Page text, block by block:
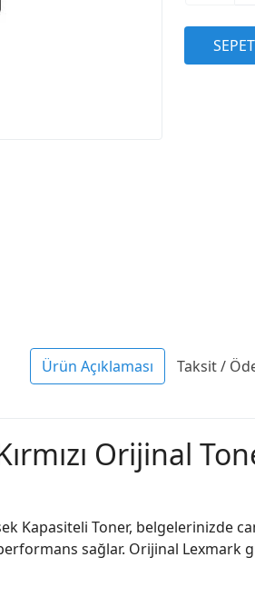
Ürün Açıklaması Taksit /
Orijinal
Kapasiteli Toner, belgelerinizde
sağlar. Orijinal Lexmark